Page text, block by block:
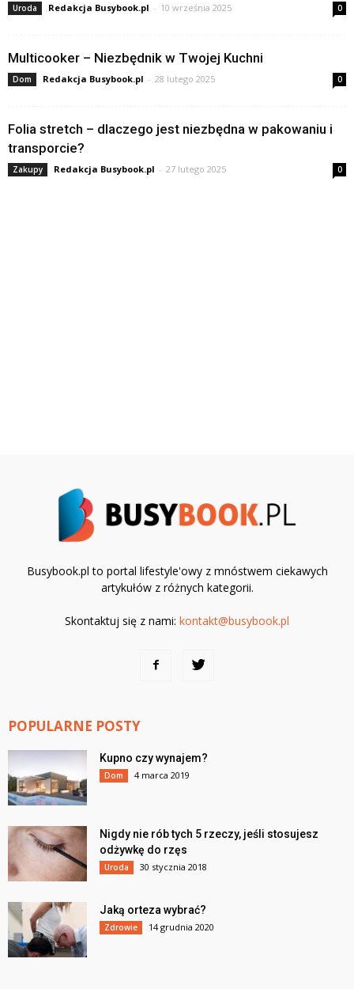
Uroda Redakcja Busybook.pl - 10 września 2025 0
Multicooker – Niezbędnik w Twojej Kuchni
Dom Redakcja Busybook.pl - 28 lutego 2025 0
Folia stretch – dlaczego jest niezbędna w pakowaniu i
transporcie?
Zakupy Redakcja Busybook.pl - 27 lutego 2025 0
Busybook.pl to portal lifestyle'owy z mnóstwem ciekawych
artykułów z różnych kategorii.
Skontaktuj się z nami: kontakt@busybook.pl
POPULARNE POSTY
Kupno czy wynajem?
Dom 4 marca 2019
Nigdy nie rób tych 5 rzeczy, jeśli stosujesz
odżywkę do rzęs
Uroda 30 stycznia 2018
Jaką orteza wybrać?
Zdrowie 14 grudnia 2020